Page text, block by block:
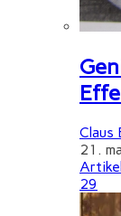
Claus
21.
Artikel
29